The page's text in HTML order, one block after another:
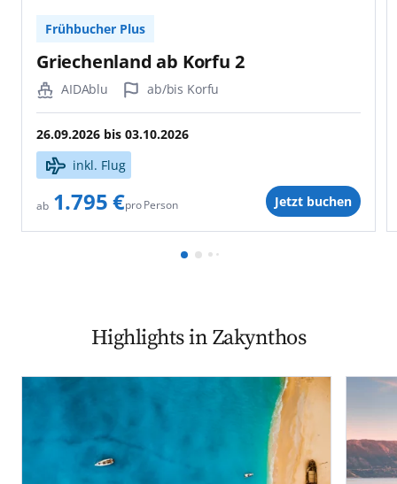
Frühbucher Plus
Griechenland ab Korfu 2
AIDAblu ab/bis Korfu
26.09.2026 bis 03.10.2026
inkl. Flug
ab 1.795 €pro Person Jetzt buchen
Highlights in Zakynthos